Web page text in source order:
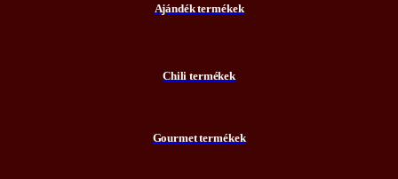
Ajándék termékek
Chili termékek
Gourmet termékek